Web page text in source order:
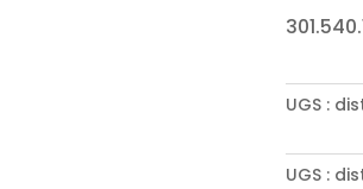
UGS :
UGS :